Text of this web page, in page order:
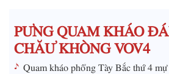
e
PƯNG QUAM KHÁO
CHĂƯ KHÒNG VOV4
Quam kháo phổng Tày Bắc thứ 4